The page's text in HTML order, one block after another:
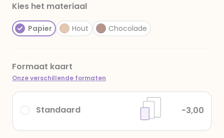
Kies het materiaal
Papier Hout Chocolade
Formaat kaart
Onze verschillende formaten
Standaard -3,00